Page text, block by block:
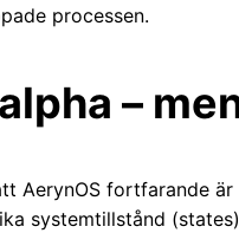
processen.
–
AerynOS fortfarande
systemtillstånd